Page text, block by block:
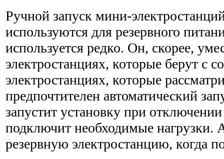
Ручной запуск мини-
используются для резервного
используется редко. Он, скорее,
электростанциях, которые берут с
электростанциях, которые
предпочтителен автоматический
запустит установку при
подключит необходимые нагрузки.
резервную электростанцию, когда